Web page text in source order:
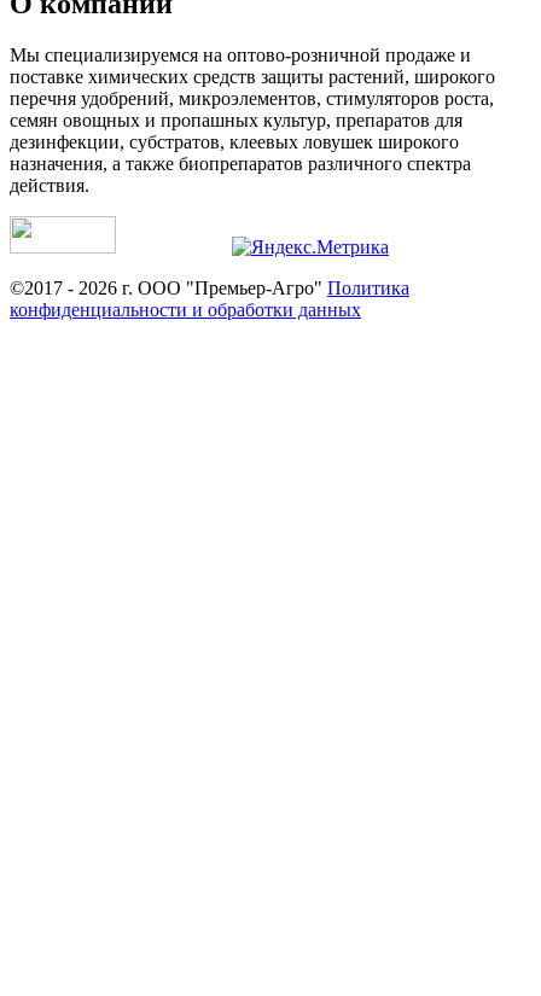
Мы специализируемся на оптово-розничной продаже и
поставке химических средств защиты растений, широкого
перечня удобрений, микроэлементов, стимуляторов роста,
семян овощных и пропашных культур, препаратов для
дезинфекции, субстратов, клеевых ловушек широкого
назначения, а также биопрепаратов различного спектра
действия.
©2017 - 2026 г. ООО "Премьер-Агро" Политика
конфиденциальности и обработки данных